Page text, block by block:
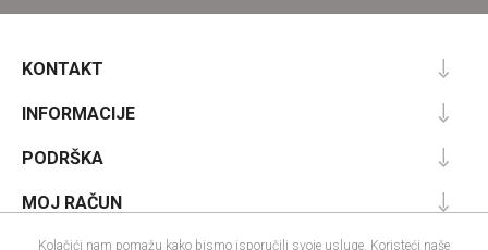
KONTAKT
INFORMACIJE
PODRŠKA
MOJ RAČUN
Kolačići nam pomažu kako bismo isporučili svoje usluge. Koristeći naše